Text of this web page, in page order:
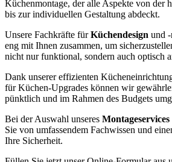
Küchenmontage, der alle Aspekte von der
bis zur individuellen Gestaltung abdeckt.
Unsere Fachkräfte fürKüchendesign und
eng mit Ihnen zusammen, um
nicht nur funktional, sondern auch optisch
Dank unserer effizienten
für Küchen-Upgrades können wir
pünktlich und im Rahmen des Budgets
Bei der Auswahl unseres Montageservices
Sie von umfassendem Fachwissen und
Ihre Sicherheit.